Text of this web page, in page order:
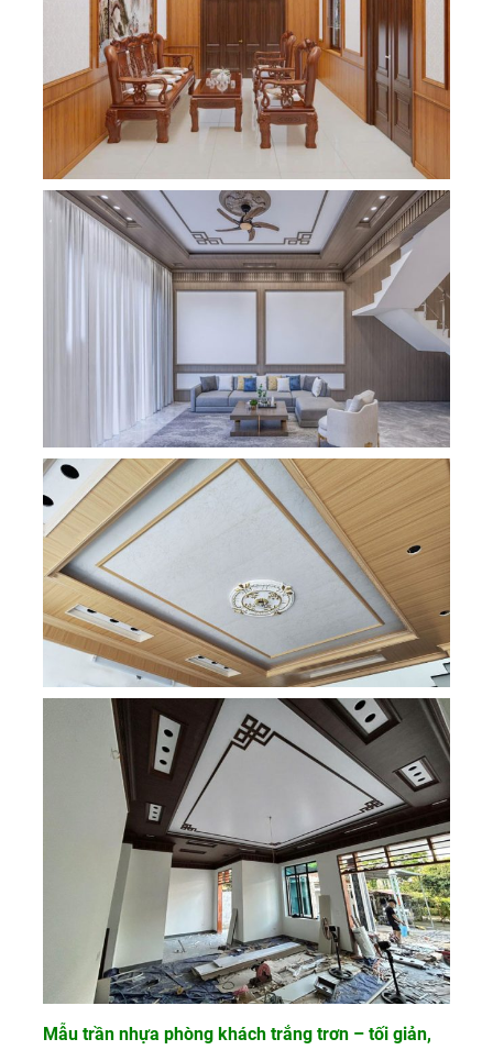
Mẫu trần nhựa phòng khách trắng trơn – tối giản,